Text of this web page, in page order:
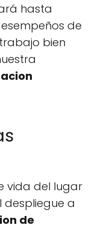
hasta
de
bien
vida del lugar
despliegue a
de